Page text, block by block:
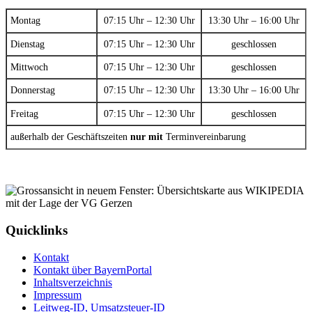
Montag 07:15 Uhr – 12:30 Uhr 13:30 Uhr – 16:00 Uhr
Dienstag 07:15 Uhr – 12:30 Uhr geschlossen
Mittwoch 07:15 Uhr – 12:30 Uhr geschlossen
Donnerstag 07:15 Uhr – 12:30 Uhr 13:30 Uhr – 16:00 Uhr
Freitag 07:15 Uhr – 12:30 Uhr geschlossen
außerhalb der Geschäftszeiten nur mit Terminvereinbarung
Quicklinks
Kontakt
Kontakt über BayernPortal
Inhaltsverzeichnis
Impressum
Leitweg-ID, Umsatzsteuer-ID